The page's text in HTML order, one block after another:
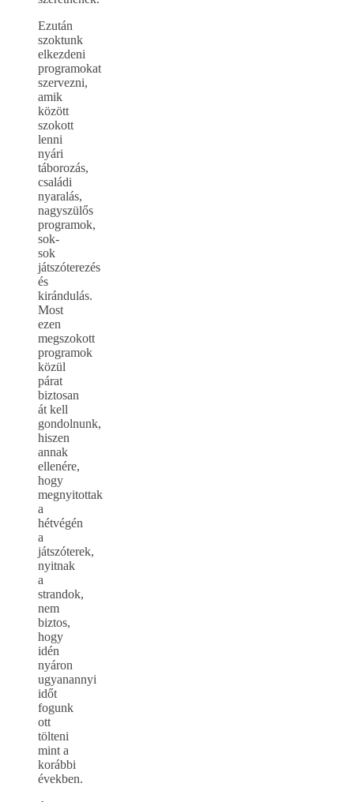
Ezután
szoktunk
elkezdeni
programokat
szervezni,
amik
között
szokott
lenni
nyári
táborozás,
családi
nyaralás,
nagyszülős
programok,
sok-
sok
játszóterezés
és
kirándulás.
Most
ezen
megszokott
programok
közül
párat
biztosan
át kell
gondolnunk,
hiszen
annak
ellenére,
hogy
megnyitottak
a
hétvégén
a
játszóterek,
nyitnak
a
strandok,
nem
biztos,
hogy
idén
nyáron
ugyanannyi
időt
fogunk
ott
tölteni
mint a
korábbi
években.